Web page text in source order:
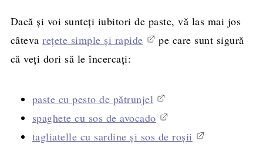
Dacă și voi sunteți iubitori de paste, vă las mai jos
câtevarețete simple și rapide
pe care sunt sigură
că veți dori să le încercați:
paste cu pesto de pătrunjel
spaghete cu sos de avocado
tagliatelle cu sardine și sos de roșii